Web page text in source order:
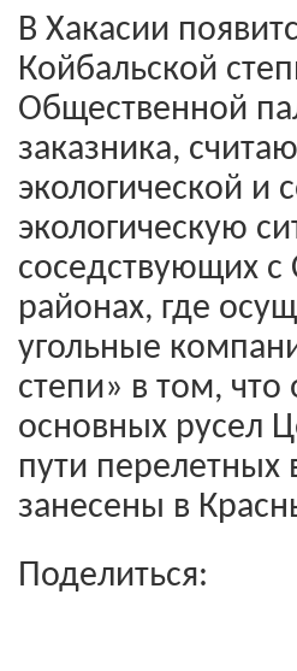
В Хакасии
Койбальской
Общественной
заказника,
экологической и
экологическую
соседствующих с
районах, где
угольные
степи» в том,
основных русел
пути перелетных
занесены в
Поделиться: